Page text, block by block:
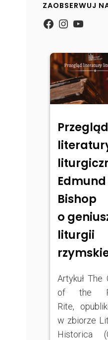
ZAOBSERWUJ
https://
Przegląd
Edmund
Bishop
o
liturgii
Artykuł The
of the
Rite,
w zbiorze
Historica